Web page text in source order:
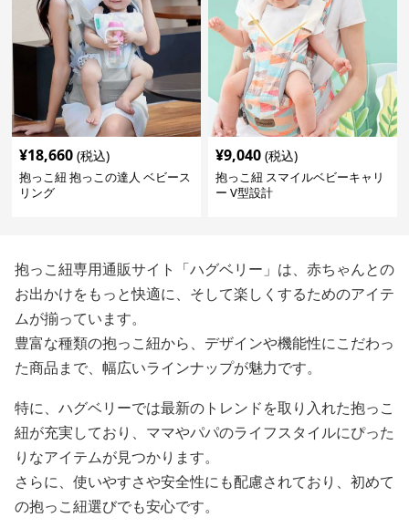
¥18,660 (税込)
抱っこ紐 抱っこの達人 ベビース
リング
¥9,040 (税込)
抱っこ紐 スマイルベビーキャリ
ー V型設計
抱っこ紐専用通販サイト「ハグベリー」は、赤ちゃんとの
お出かけをもっと快適に、そして楽しくするためのアイテ
ムが揃っています。
豊富な種類の抱っこ紐から、デザインや機能性にこだわっ
た商品まで、幅広いラインナップが魅力です。
特に、ハグベリーでは最新のトレンドを取り入れた抱っこ
紐が充実しており、ママやパパのライフスタイルにぴった
りなアイテムが見つかります。
さらに、使いやすさや安全性にも配慮されており、初めて
の抱っこ紐選びでも安心です。